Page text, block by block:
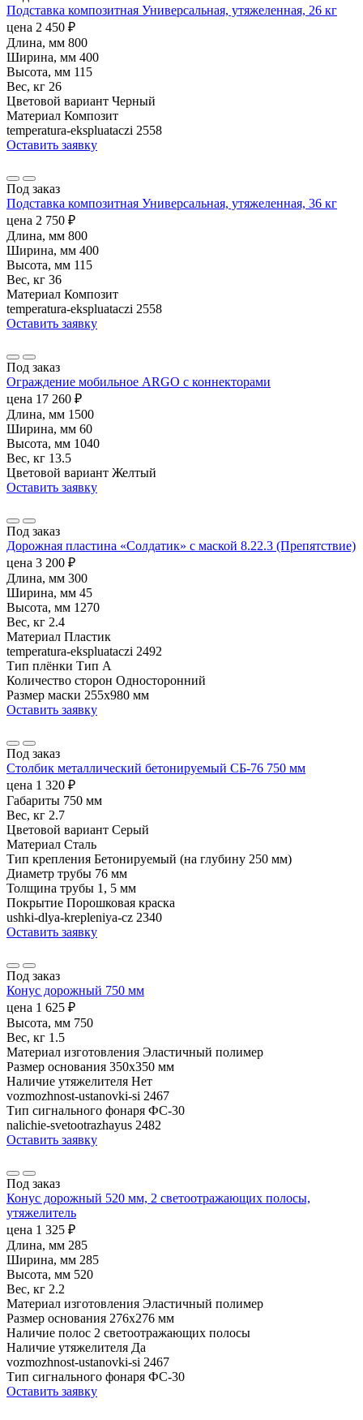
Подставка композитная Универсальная, утяжеленная, 26 кг
цена 2 450 ₽
Длина, мм 800
Ширина, мм 400
Высота, мм 115
Вес, кг 26
Цветовой вариант Черный
Материал Композит
temperatura-ekspluataczi 2558
Оставить заявку
Под заказ
Подставка композитная Универсальная, утяжеленная, 36 кг
цена 2 750 ₽
Длина, мм 800
Ширина, мм 400
Высота, мм 115
Вес, кг 36
Материал Композит
temperatura-ekspluataczi 2558
Оставить заявку
Под заказ
Ограждение мобильное ARGO с коннекторами
цена 17 260 ₽
Длина, мм 1500
Ширина, мм 60
Высота, мм 1040
Вес, кг 13.5
Цветовой вариант Желтый
Оставить заявку
Под заказ
Дорожная пластина «Солдатик» с маской 8.22.3 (Препятствие)
цена 3 200 ₽
Длина, мм 300
Ширина, мм 45
Высота, мм 1270
Вес, кг 2.4
Материал Пластик
temperatura-ekspluataczi 2492
Тип плёнки Тип А
Количество сторон Односторонний
Размер маски 255х980 мм
Оставить заявку
Под заказ
Столбик металлический бетонируемый СБ-76 750 мм
цена 1 320 ₽
Габариты 750 мм
Вес, кг 2.7
Цветовой вариант Серый
Материал Сталь
Тип крепления Бетонируемый (на глубину 250 мм)
Диаметр трубы 76 мм
Толщина трубы 1, 5 мм
Покрытие Порошковая краска
ushki-dlya-krepleniya-cz 2340
Оставить заявку
Под заказ
Конус дорожный 750 мм
цена 1 625 ₽
Высота, мм 750
Вес, кг 1.5
Материал изготовления Эластичный полимер
Размер основания 350х350 мм
Наличие утяжелителя Нет
vozmozhnost-ustanovki-si 2467
Тип сигнального фонаря ФС-30
nalichie-svetootrazhayus 2482
Оставить заявку
Под заказ
Конус дорожный 520 мм, 2 светоотражающих полосы,
утяжелитель
цена 1 325 ₽
Длина, мм 285
Ширина, мм 285
Высота, мм 520
Вес, кг 2.2
Материал изготовления Эластичный полимер
Размер основания 276х276 мм
Наличие полос 2 светоотражающих полосы
Наличие утяжелителя Да
vozmozhnost-ustanovki-si 2467
Тип сигнального фонаря ФС-30
Оставить заявку